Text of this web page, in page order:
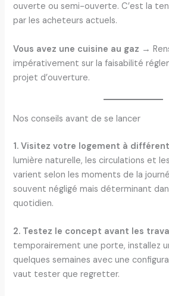
ouverte ou semi-ouverte. C’est la
par les acheteurs actuels.
Vous avez une cuisine au gaz →
impérativement sur la faisabilité
projet d’ouverture.
Nos conseils avant de se lancer
1. Visitez votre logement à
lumière naturelle, les circulations et
varient selon les moments de la
souvent négligé mais déterminant
quotidien.
2. Testez le concept avant les
temporairement une porte, installez
quelques semaines avec une
vaut tester que regretter.